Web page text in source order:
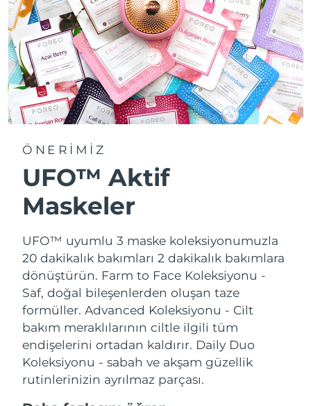
ÖNERİMİZ
UFO™ Aktif
Maskeler
UFO™ uyumlu 3 maske koleksiyonumuzla
20 dakikalık bakımları 2 dakikalık bakımlara
dönüştürün. Farm to Face Koleksiyonu -
Saf, doğal bileşenlerden oluşan taze
formüller. Advanced Koleksiyonu - Cilt
bakım meraklılarının ciltle ilgili tüm
endişelerini ortadan kaldırır. Daily Duo
Koleksiyonu - sabah ve akşam güzellik
rutinlerinizin ayrılmaz parçası.